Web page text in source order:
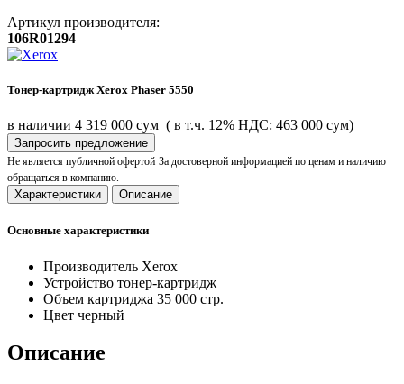
Артикул производителя:
106R01294
Тонер-картридж Xerox Phaser 5550
в наличии 4 319 000 сум ( в т.ч. 12% НДС: 463 000 сум)
Запросить предложение
Не является публичной офертой За достоверной информацией по ценам и наличию
обращаться в компанию.
Характеристики Описание
Основные характеристики
Производитель Xerox
Устройство тонер-картридж
Объем картриджа 35 000 стр.
Цвет черный
Описание